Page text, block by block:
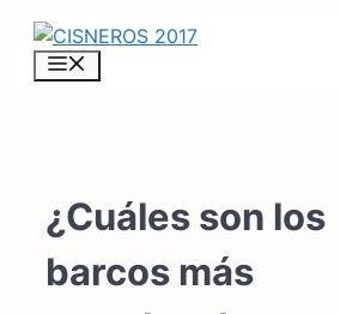
Saltar
contenido
¿Cuáles son los
barcos más